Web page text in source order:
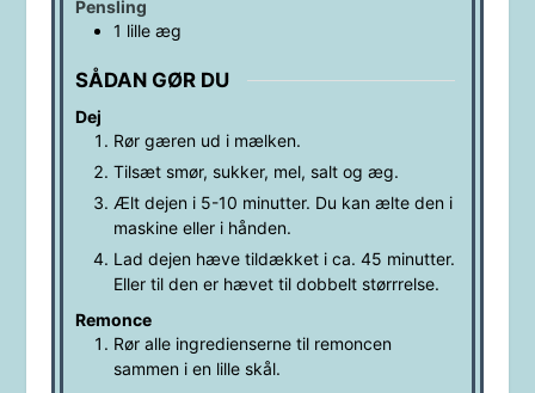
Pensling
1 lille æg
SÅDAN GØR DU
Dej
Rør gæren ud i mælken.
Tilsæt smør, sukker, mel, salt og æg.
Ælt dejen i 5-10 minutter. Du kan ælte den i
maskine eller i hånden.
Lad dejen hæve tildækket i ca. 45 minutter.
Eller til den er hævet til dobbelt størrrelse.
Remonce
Rør alle ingredienserne til remoncen
sammen i en lille skål.